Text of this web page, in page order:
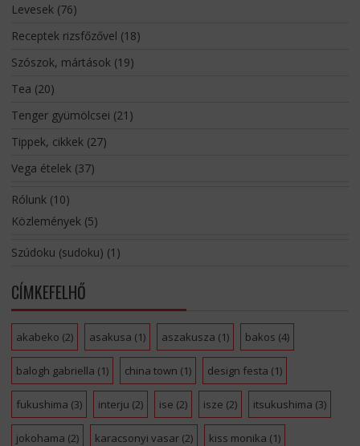
Levesek(76)
Receptek rizsfőzővel (18)
Szószok, mártások(19)
Tea (20)
Tenger gyümölcsei (21)
Tippek, cikkek(27)
Vega ételek(37)
Rólunk(10)
Közlemények(5)
Szúdoku (sudoku) (1)
CÍMKEFELHŐ
akabeko (2) asakusa (1) aszakusza (1) bakos (4)
balogh gabriella (1) china town (1) design festa (1)
fukushima (3) interju (2) ise (2) isze (2) itsukushima (3)
jokohama (2) karacsonyi vasar(2) kiss monika (1)